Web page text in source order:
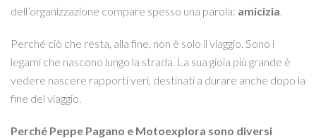
dell’organizzazione compare spesso una parola: amicizia.
Perché ciò che resta, alla fine, non è solo il viaggio. Sono i
legami che nascono lungo la strada. La sua gioia più grande è
vedere nascere rapporti veri, destinati a durare anche dopo la
fine del viaggio.
Perché Peppe Pagano e Motoexplora sono diversi